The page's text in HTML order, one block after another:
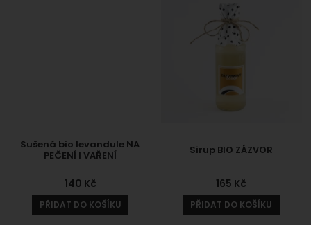
Sušená bio levandule NA
PEČENÍ I VAŘENÍ
140 Kč
PŘIDAT DO KOŠÍKU
Sirup BIO ZÁZVOR
165 Kč
PŘIDAT DO KOŠÍKU